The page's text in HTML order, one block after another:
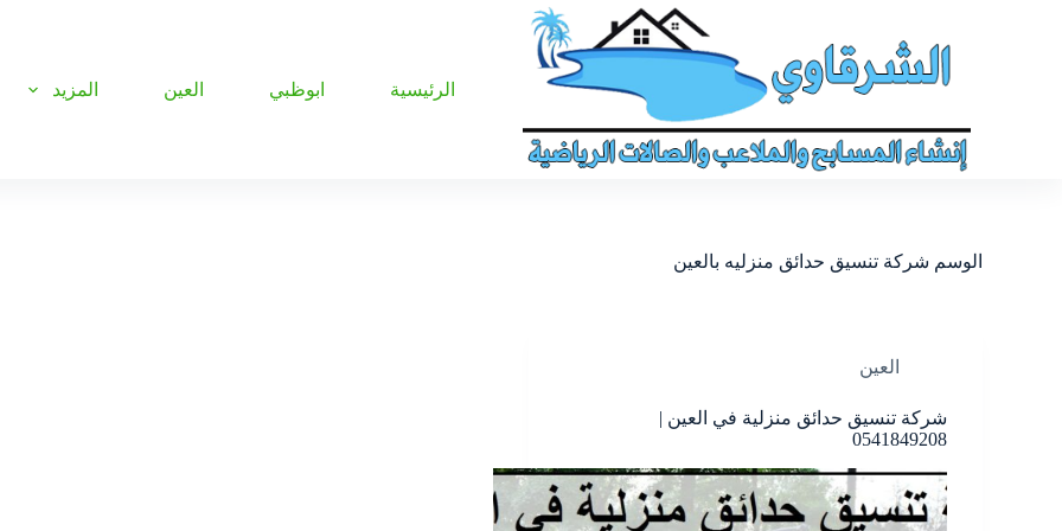
الرئيسية ابوظبي العين المزيد
الوسم شركة تنسيق حدائق منزليه بالعين
العين
شركة تنسيق حدائق منزلية في العين |
0541849208